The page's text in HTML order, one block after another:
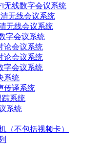
无线数字会议系统
无线会议系统
无线会议系统
字会议系统
论会议系统
论会议系统
字会议系统
系统
传译系统
踪系统
系统
（不包括视频卡）